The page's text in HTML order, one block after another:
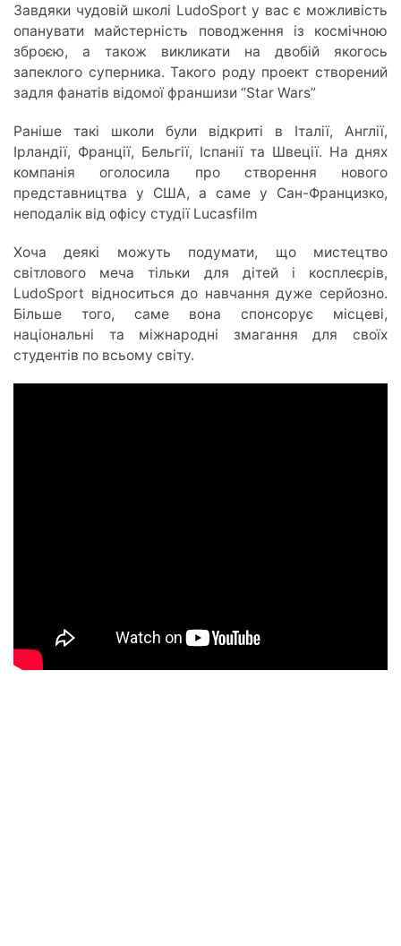
Завдяки чудовій школі LudoSport у вас є можливість
опанувати майстерність поводження із космічною
зброєю, а також викликати на двобій якогось
запеклого суперника. Такого роду проект створений
задля фанатів відомої франшизи “Star Wars”
Раніше такі школи були відкриті в Італії, Англії,
Ірландії, Франції, Бельгії, Іспанії та Швеції. На днях
компанія оголосила про створення нового
представництва у США, а саме у Сан-Францизко,
неподалік від офісу студії Lucasfilm
Хоча деякі можуть подумати, що мистецтво
світлового
меча тільки для дітей і косплеєрів,
LudoSport відноситься до навчання дуже серйозно.
Більше того, саме вона спонсорує місцеві,
національні
та міжнародні змагання для
своїх
студентів по всьому світу.